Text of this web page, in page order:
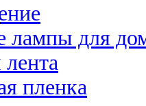
лампы для
пленка